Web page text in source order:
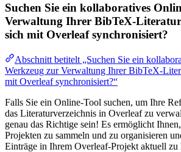
Suchen Sie ein kollaboratives
Verwaltung Ihrer BibTeX-
sich mit Overleaf synchronisiert?
Abschnitt betitelt „Suchen Sie ein
Werkzeug zur Verwaltung Ihrer BibTeX-
mit Overleaf synchronisiert?“
Falls Sie ein Online-Tool suchen, um Ihre
das Literaturverzeichnis in Overleaf zu
genau das Richtige sein! Es ermöglicht
Projekten zu sammeln und zu organisieren
Einträge in Ihrem Overleaf-Projekt aktuell zu